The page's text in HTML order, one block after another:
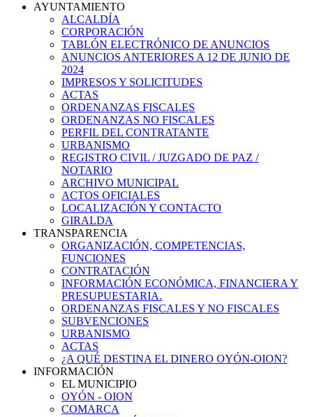
AYUNTAMIENTO
ALCALDÍA
CORPORACIÓN
TABLÓN ELECTRÓNICO DE ANUNCIOS
ANUNCIOS ANTERIORES A 12 DE JUNIO DE
2024
IMPRESOS Y SOLICITUDES
ACTAS
ORDENANZAS FISCALES
ORDENANZAS NO FISCALES
PERFIL DEL CONTRATANTE
URBANISMO
REGISTRO CIVIL / JUZGADO DE PAZ /
NOTARIO
ARCHIVO MUNICIPAL
ACTOS OFICIALES
LOCALIZACIÓN Y CONTACTO
GIRALDA
TRANSPARENCIA
ORGANIZACIÓN, COMPETENCIAS,
FUNCIONES
CONTRATACIÓN
INFORMACIÓN ECONÓMICA, FINANCIERA Y
PRESUPUESTARIA.
ORDENANZAS FISCALES Y NO FISCALES
SUBVENCIONES
URBANISMO
ACTAS
¿A QUÉ DESTINA EL DINERO OYÓN-OION?
INFORMACIÓN
EL MUNICIPIO
OYÓN - OION
COMARCA